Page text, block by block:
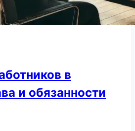
в
и обязанности